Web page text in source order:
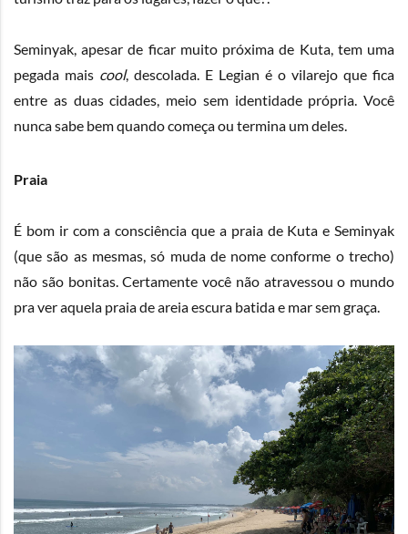
Seminyak, apesar de ficar muito próxima de Kuta, tem uma
pegada mais cool, descolada. E Legian é o vilarejo que fica
entre as duas cidades, meio sem identidade própria. Você
nunca sabe bem quando começa ou termina um deles.
Praia
É bom ir com a consciência que a praia de Kuta e Seminyak
(que são as mesmas, só muda de nome conforme o trecho)
não são bonitas. Certamente você não atravessou o mundo
pra ver aquela praia de areia escura batida e mar sem graça.